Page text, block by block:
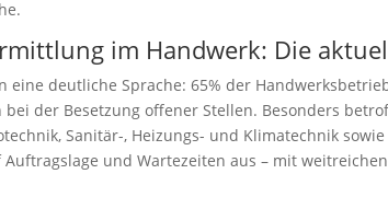
im Handwerk: Die
eine deutliche Sprache: 65% der
bei der Besetzung offener Stellen. Besonders
Sanitär-, Heizungs- und Klimatechnik
und Wartezeiten aus – mit